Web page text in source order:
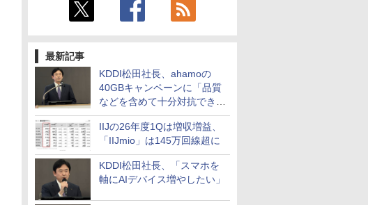
最新記事
KDDI松田社長、ahamoの
40GBキャンペーンに「品質
などを含めて十分対抗でき
る」
IIJの26年度1Qは増収増益、
「IIJmio」は145万回線超に
KDDI松田社長、「スマホを
軸にAIデバイス増やしたい」